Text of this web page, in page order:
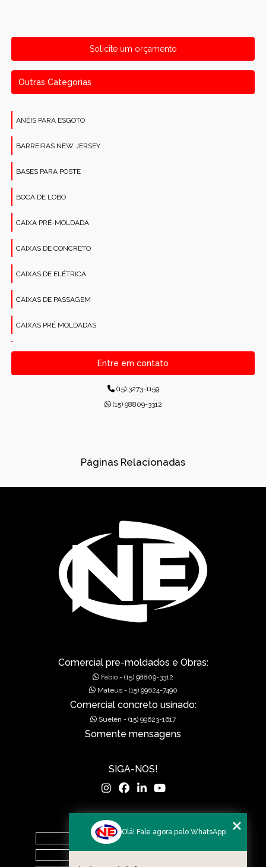
Solicite um orçamento
Outras Categorias
ANÉIS PARA ESGOTO
BARREIRAS NEW JERSEY
BASES PARA POSTE
BOCA DE LOBO
CAIXA PRÉ-MOLDADA
CAIXAS DE CONCRETO
CAIXAS DE ELÉTRICA
CAIXAS DE PASSAGEM
CAIXAS PRÉ MOLDADAS
CANALETAS PRÉ-MOLDADAS RETANGULARES
CONCRETO PARA CONSTRUÇÕES
CONCRETO USINADO INDUSTRIAL
FÁBRICA DE PRÉ-MOLDADOS
GÁRGULAS PRÉ-MOLDADAS
GRELHAS PARA BOCA DE LEÃO
MUROS DE ALA PRÉ-MOLDADOS
MUROS EM CONCRETO
MUROS PRÉ FABRICADOS
PISOS DE CONCRETO
POÇOS DE VISITA PRÉ-MOLDADO
Entre em contato
(15) 3273-1159
(15) 98809-3312
Páginas Relacionadas
Comercial pre-moldados e Obras:
Fabio - (15) 98809-3312
Mateus - (15) 99624-7490
Comercial concreto usinado:
Suelen - (15) 99623-1617
Somente mensagens
SIGA-NOS!
MENU
Olá! Fale agora pelo WhatsApp